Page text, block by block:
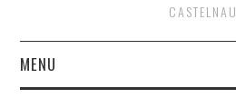
CASTELNAU
MENU